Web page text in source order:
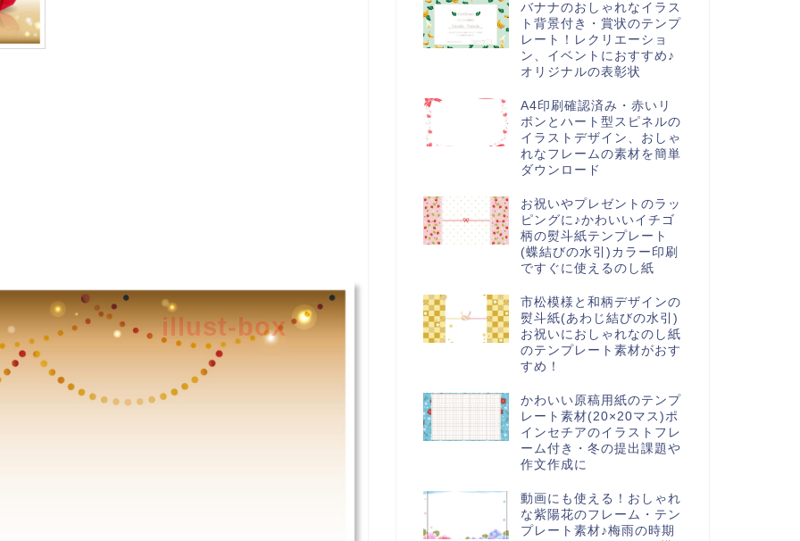
illust-box
バナナのおしゃれなイラス
ト背景付き・賞状のテンプ
レート！レクリエーショ
ン、イベントにおすすめ♪
オリジナルの表彰状
A4印刷確認済み・赤いリ
ボンとハート型スピネルの
イラストデザイン、おしゃ
れなフレームの素材を簡単
ダウンロード
お祝いやプレゼントのラッ
ピングに♪かわいいイチゴ
柄の熨斗紙テンプレート
(蝶結びの水引)カラー印刷
ですぐに使えるのし紙
市松模様と和柄デザインの
熨斗紙(あわじ結びの水引)
お祝いにおしゃれなのし紙
のテンプレート素材がおす
すめ！
かわいい原稿用紙のテンプ
レート素材(20×20マス)ポ
インセチアのイラストフレ
ーム付き・冬の提出課題や
作文作成に
動画にも使える！おしゃれ
な紫陽花のフレーム・テン
プレート素材♪梅雨の時期